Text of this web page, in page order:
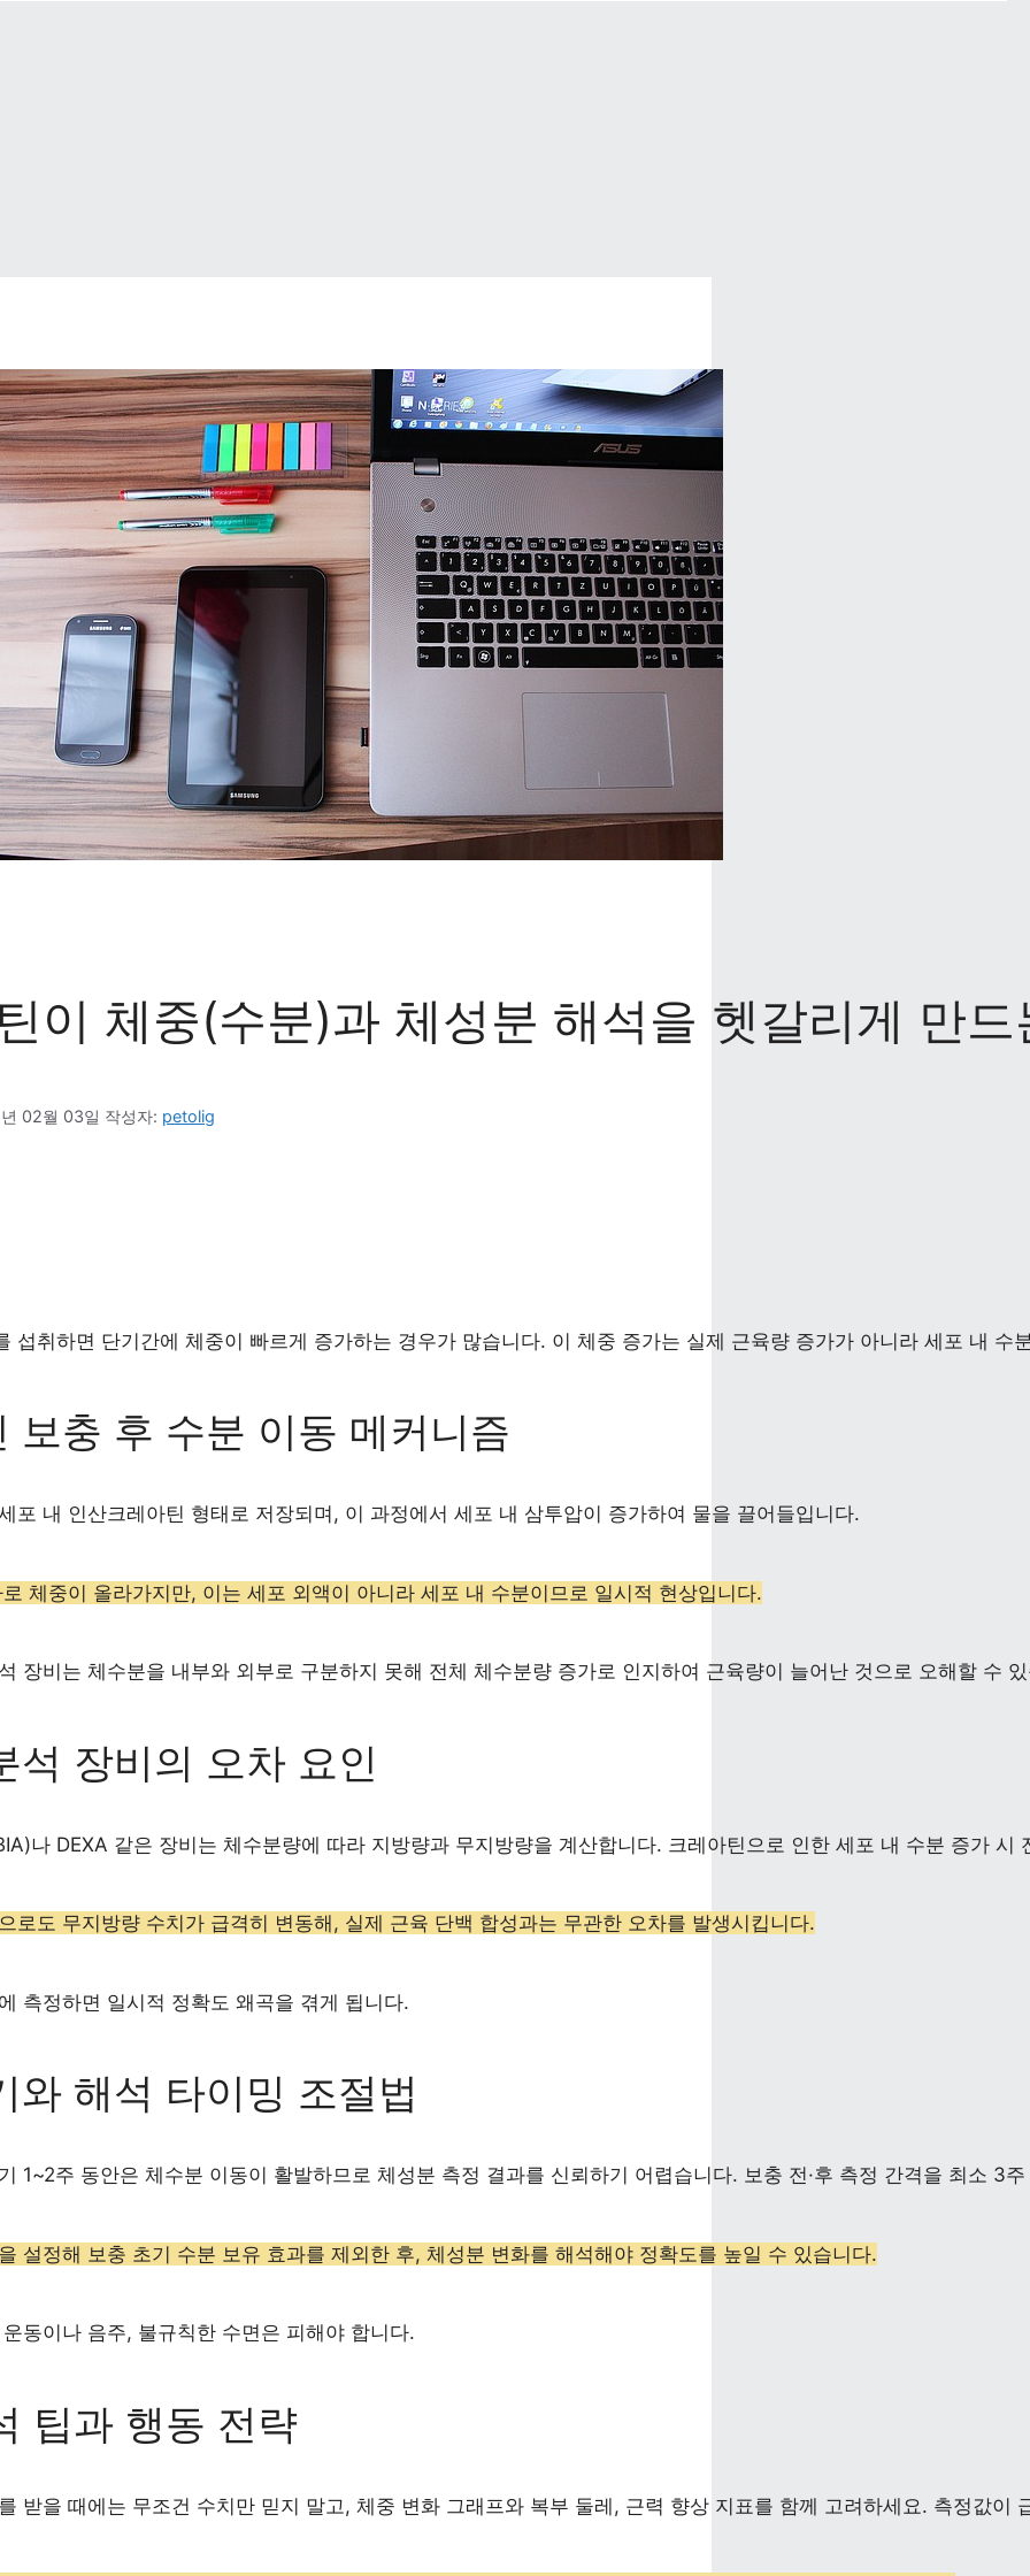
이 체중(수분)과 체성분 해석을 헷갈리게 만드
02월 03일 작성자: petolig
섭취하면 단기간에 체중이 빠르게 증가하는 경우가 많습니다. 이 체중 증가는 실제 근육량 증가가 아니라 세포 내
보충 후 수분 이동 메커니즘
포 내 인산크레아틴 형태로 저장되며, 이 과정에서 세포 내 삼투압이 증가하여 물을 끌어들입니다.
체중이 올라가지만, 이는 세포 외액이 아니라 세포 내 수분이므로 일시적 현상입니다.
장비는 체수분을 내부와 외부로 구분하지 못해 전체 체수분량 증가로 인지하여 근육량이 늘어난 것으로 오해할 수
석 장비의 오차 요인
나 DEXA 같은 장비는 체수분량에 따라 지방량과 무지방량을 계산합니다. 크레아틴으로 인한 세포 내 수분 증가
로도 무지방량 수치가 급격히 변동해, 실제 근육 단백 합성과는 무관한 오차를 발생시킵니다.
측정하면 일시적 정확도 왜곡을 겪게 됩니다.
와 해석 타이밍 조절법
1~2주 동안은 체수분 이동이 활발하므로 체성분 측정 결과를 신뢰하기 어렵습니다. 보충 전·후 측정 간격을 최소
설정해 보충 초기 수분 보유 효과를 제외한 후, 체성분 변화를 해석해야 정확도를 높일 수 있습니다.
동이나 음주, 불규칙한 수면은 피해야 합니다.
팁과 행동 전략
받을 때에는 무조건 수치만 믿지 말고, 체중 변화 그래프와 복부 둘레, 근력 향상 지표를 함께 고려하세요. 측정값